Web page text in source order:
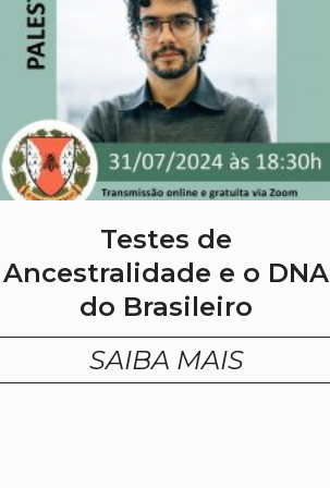
Testes de
Ancestralidade e o DNA
do Brasileiro
SAIBA MAIS